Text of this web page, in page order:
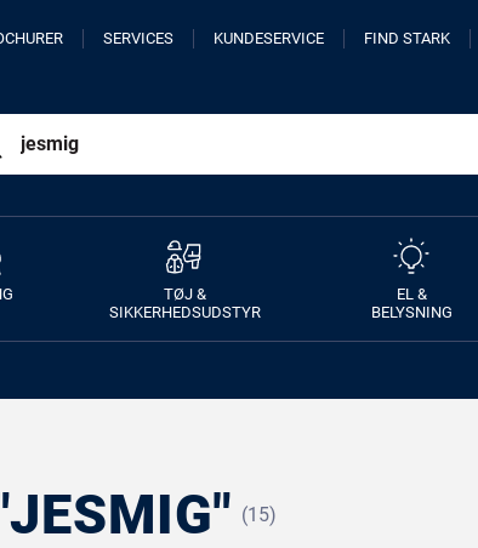
SERVICES KUNDESERVICE FIND STARK
TØJ &
SIKKERHEDSUDSTYR
EL &
BELYSNING
(15)